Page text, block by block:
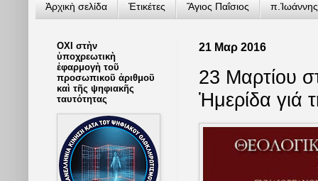
Ἀρχικὴ σελίδα Ἐτικέτες Ἅγιος Παΐσιος
21 Μαρ 2016
23 Μαρτίου
Ἡμερίδα γιά
ΟΧΙ στὴν
ὑποχρεωτικὴ
ἐφαρμογὴ τοῦ
προσωπικοῦ ἀριθμοῦ
καὶ τῆς ψηφιακῆς
ταυτότητας